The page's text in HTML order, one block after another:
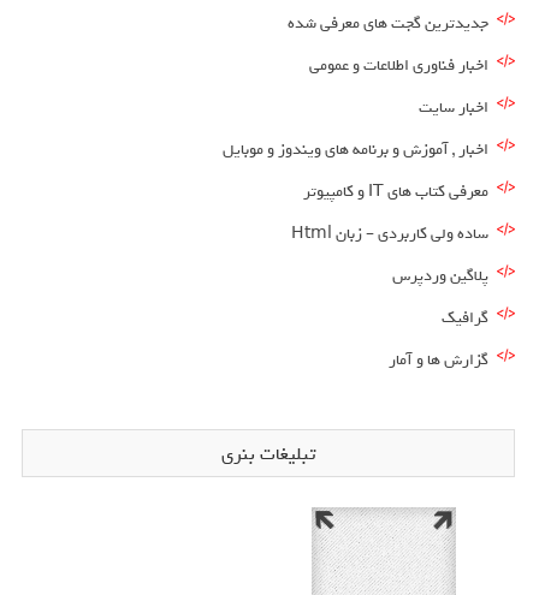
جدیدترین گجت های معرفی شده
اخبار فناوری اطلاعات و عمومی
اخبار سایت
اخبار , آموزش و برنامه های ویندوز و موبایل
معرفی کتاب های IT و کامپیوتر
ساده ولی کاربردی – زبان Html
پلاگین وردپرس
گرافیک
گزارش ها و آمار
تبلیغات بنری